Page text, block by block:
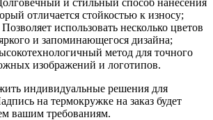
отличается стойкостью к износу;
использовать несколько цветов
и запоминающегося дизайна;
метод для точного
изображений и логотипов.
индивидуальные решения для
на термокружке на заказ будет
вашим требованиям.